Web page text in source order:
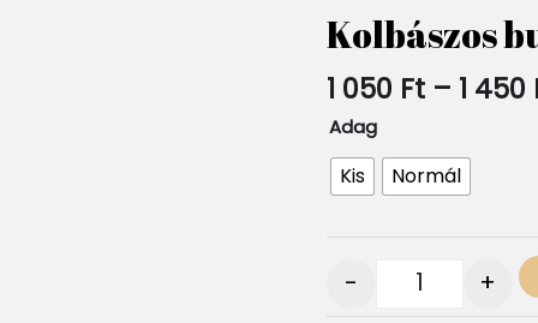
Kolbászos
1 050 Ft – 1 450
Adag
Kis Normál
- +